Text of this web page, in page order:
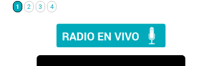
1 2 3 4